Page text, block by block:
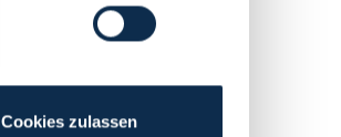
Cookies zulassen